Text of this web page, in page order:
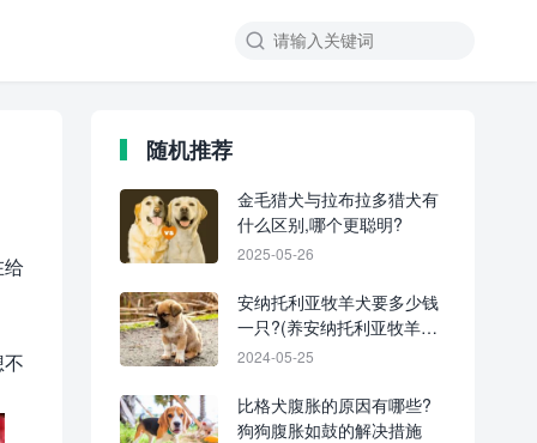
给
随机推荐
金毛猎犬与拉布拉多猎犬有
什么区别,哪个更聪明?
2025-05-26
安纳托利亚牧羊犬要多少钱
一只?(养安纳托利亚牧羊犬
一年的成本开销)
2024-05-25
比格犬腹胀的原因有哪些?
狗狗腹胀如鼓的解决措施